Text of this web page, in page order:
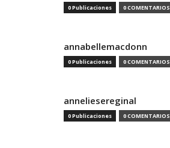
0 Publicaciones 0 COMENTARIOS
annabellemacdonn
0 Publicaciones 0 COMENTARIOS
anneliesereginal
0 Publicaciones 0 COMENTARIOS